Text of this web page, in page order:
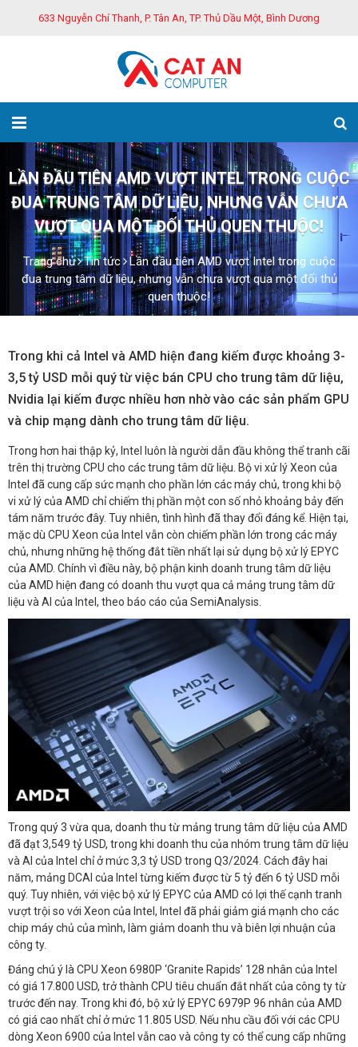
633 Nguyễn Chí Thanh, P. Tân An, TP. Thủ Dầu Một, Bình Dương
LẦN ĐẦU TIÊN AMD VƯỢT INTEL TRONG CUỘC
ĐUA TRUNG TÂM DỮ LIỆU, NHƯNG VẪN CHƯA
VƯỢT QUA MỘT ĐỐI THỦ QUEN THUỘC!
Trang chủ Tin tức
Lần đầu tiên AMD vượt Intel trong cuộc
đua trung tâm dữ liệu, nhưng vẫn chưa vượt qua một đối thủ
quen thuộc!
Trong khi cả Intel và AMD hiện đang kiếm được khoảng 3-
3,5 tỷ USD mỗi quý từ việc bán CPU cho trung tâm dữ liệu,
Nvidia lại kiếm được nhiều hơn nhờ vào các sản phẩm GPU
và chip mạng dành cho trung tâm dữ liệu.
Trong hơn hai thập kỷ, Intel luôn là người dẫn đầu không thể tranh cãi
trên thị trường CPU cho các trung tâm dữ liệu. Bộ vi xử lý Xeon của
Intel đã cung cấp sức mạnh cho phần lớn các máy chủ, trong khi bộ
vi xử lý của AMD chỉ chiếm thị phần một con số nhỏ khoảng bảy đến
tám năm trước đây. Tuy nhiên, tình hình đã thay đổi đáng kể. Hiện tại,
mặc dù CPU Xeon của Intel vẫn còn chiếm phần lớn trong các máy
chủ, nhưng những hệ thống đắt tiền nhất lại sử dụng bộ xử lý EPYC
của AMD. Chính vì điều này, bộ phận kinh doanh trung tâm dữ liệu
của AMD hiện đang có doanh thu vượt qua cả mảng trung tâm dữ
liệu và AI của Intel, theo báo cáo của SemiAnalysis.
Trong quý 3 vừa qua, doanh thu từ mảng trung tâm dữ liệu của AMD
đã đạt 3,549 tỷ USD, trong khi doanh thu của nhóm trung tâm dữ liệu
và AI của Intel chỉ ở mức 3,3 tỷ USD trong Q3/2024. Cách đây hai
năm, mảng DCAI của Intel từng kiếm được từ 5 tỷ đến 6 tỷ USD mỗi
quý. Tuy nhiên, với việc bộ xử lý EPYC của AMD có lợi thế cạnh tranh
vượt trội so với Xeon của Intel, Intel đã phải giảm giá mạnh cho các
chip máy chủ của mình, làm giảm doanh thu và biên lợi nhuận của
công ty.
Đáng chú ý là CPU Xeon 6980P ‘Granite Rapids’ 128 nhân của Intel
có giá 17.800 USD, trở thành CPU tiêu chuẩn đắt nhất của công ty từ
trước đến nay. Trong khi đó, bộ xử lý EPYC 6979P 96 nhân của AMD
có giá cao nhất chỉ ở mức 11.805 USD. Nếu nhu cầu đối với các CPU
dòng Xeon 6900 của Intel vẫn cao và công ty có thể cung cấp những